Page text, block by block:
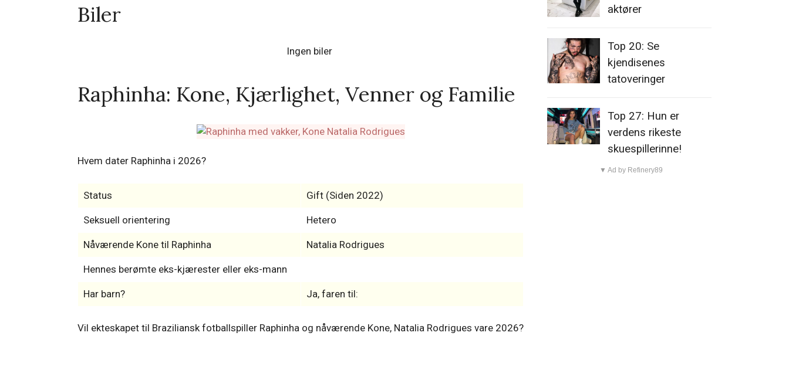
Biler
Ingen biler
Raphinha: Kone, Kjærlighet, Venner og Familie
Hvem dater Raphinha i 2026?
Status Gift (Siden 2022)
Seksuell orientering Hetero
Nåværende Kone til Raphinha Natalia Rodrigues
Hennes berømte eks-kjærester eller eks-mann
Har barn? Ja, faren til:
Vil ekteskapet til Braziliansk fotballspiller Raphinha og nåværende Kone, Natalia Rodrigues vare 2026?
aktører
Top 20: Se
kjendisenes
tatoveringer
Top 27: Hun er
verdens rikeste
skuespillerinne!
▼ Ad by Refinery89